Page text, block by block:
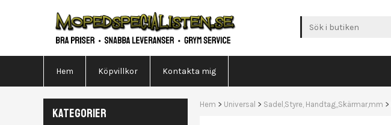
Hem Köpvillkor Kontakta mig
KATEGORIER
Hem > Universal > Sadel,Styre, Handtag,,Skärmar,mm >